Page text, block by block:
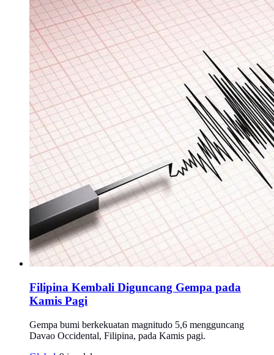
Filipina Kembali Diguncang Gempa pada
Kamis Pagi
Gempa bumi berkekuatan magnitudo 5,6 mengguncang
Davao Occidental, Filipina, pada Kamis pagi.